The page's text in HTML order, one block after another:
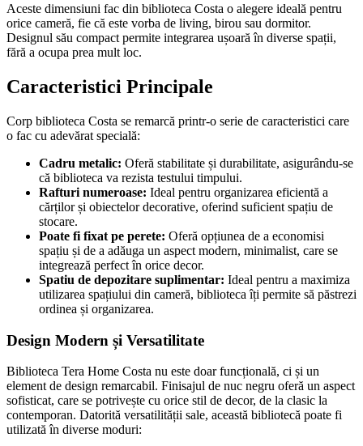
Aceste dimensiuni fac din biblioteca Costa o alegere ideală pentru
orice cameră, fie că este vorba de living, birou sau dormitor.
Designul său compact permite integrarea ușoară în diverse spații,
fără a ocupa prea mult loc.
Caracteristici Principale
Corp biblioteca Costa se remarcă printr-o serie de caracteristici care
o fac cu adevărat specială:
Cadru metalic: Oferă stabilitate și durabilitate, asigurându-se
că biblioteca va rezista testului timpului.
Rafturi numeroase: Ideal pentru organizarea eficientă a
cărților și obiectelor decorative, oferind suficient spațiu de
stocare.
Poate fi fixat pe perete: Oferă opțiunea de a economisi
spațiu și de a adăuga un aspect modern, minimalist, care se
integrează perfect în orice decor.
Spatiu de depozitare suplimentar: Ideal pentru a maximiza
utilizarea spațiului din cameră, biblioteca îți permite să păstrezi
ordinea și organizarea.
Design Modern și Versatilitate
Biblioteca Tera Home Costa nu este doar funcțională, ci și un
element de design remarcabil. Finisajul de nuc negru oferă un aspect
sofisticat, care se potrivește cu orice stil de decor, de la clasic la
contemporan. Datorită versatilității sale, această bibliotecă poate fi
utilizată în diverse moduri: